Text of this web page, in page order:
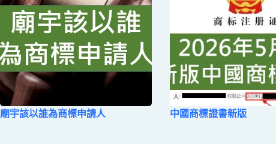
廟宇該以誰為商標申請人 中國商標證書新版